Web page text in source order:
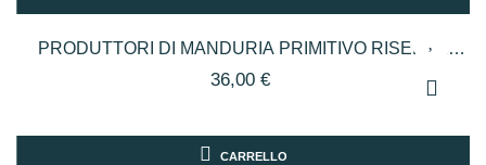
PRODUTTORI DI MANDURIA PRIMITIVO RISERVA
SONETTO CL.75
36,00 €
CARRELLO